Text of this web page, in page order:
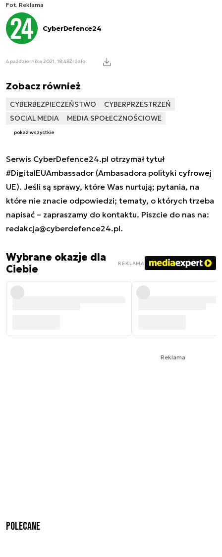
Fot. Reklama
CyberDefence24
4 października 2021, 18:48Źródło:
Zobacz również
CYBERBEZPIECZEŃSTWO
CYBERPRZESTRZEŃ
SOCIAL MEDIA
MEDIA SPOŁECZNOŚCIOWE
pokaż wszystkie
Serwis CyberDefence24.pl otrzymał tytuł
#DigitalEUAmbassador (Ambasadora polityki cyfrowej
UE). Jeśli są sprawy, które Was nurtują; pytania, na
które nie znacie odpowiedzi; tematy, o których trzeba
napisać – zapraszamy do kontaktu. Piszcie do nas na:
redakcja@cyberdefence24.pl.
Wybrane okazje dla
Ciebie
REKLAMA
Reklama
Polecane